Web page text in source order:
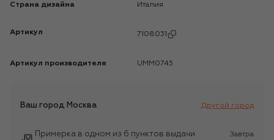
Страна дизайна Италия
Артикул 7108031
Артикул производителя UMM0745
Ваш город Москва Другой город
Примерка в одном из 6 пунктов выдачи
Завтра